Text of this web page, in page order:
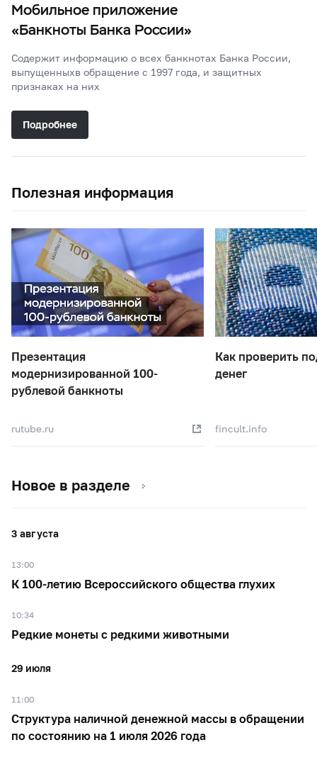
Мобильное приложение
«Банкноты Банка России»
Содержит информацию о всех банкнотах Банка России,
выпущенныхв обращение с 1997 года, и защитных
признаках на них
Подробнее
Полезная информация
Презентация
модернизированной 100-
рублевой банкноты
rutube.ru
Как проверить
денег
fincult.info
Новое в разделе
3 августа
13:00
К 100-летию Всероссийского общества глухих
10:34
Редкие монеты с редкими животными
29 июля
11:00
Структура наличной денежной массы в обращении
по состоянию на 1 июля 2026 года